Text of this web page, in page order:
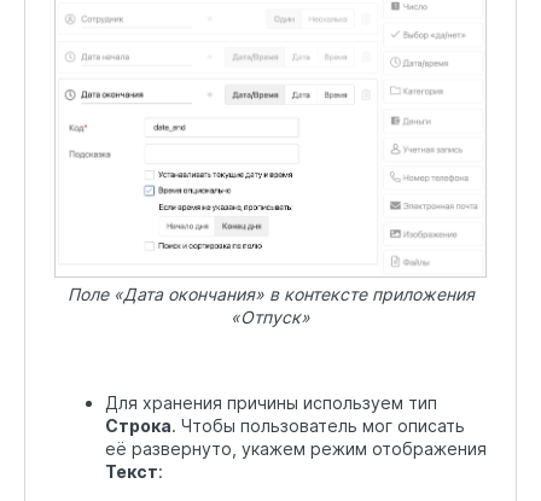
Поле «Дата окончания» в контексте приложения
«Отпуск»
Для хранения причины используем тип
Строка. Чтобы пользователь мог описать
её развернуто, укажем режим отображения
Текст: